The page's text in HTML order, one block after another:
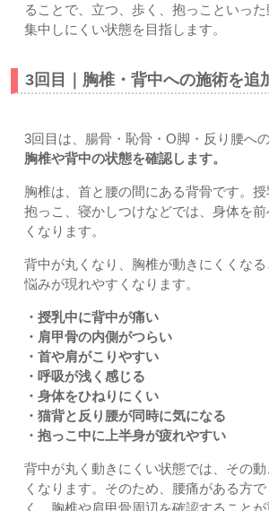
ることで、立つ、歩く、抱っこといっ
集中しにくい状態を目指します。
3回目｜胸椎・背中への施術を追
3回目は、腸骨・恥骨・O脚・反り腰へ
胸椎や背中の状態を確認します。
胸椎は、首と腰の間にある背骨です。授
抱っこ、寝かしつけなどでは、身体を
くなります。
背中が丸くなり、胸椎が動きにくくな
悩みが現れやすくなります。
・授乳中に背中が痛い
・肩甲骨の内側がつらい
・首や肩がこりやすい
・呼吸が浅く感じる
・身体をひねりにくい
・猫背と反り腰が同時に気になる
・抱っこ中に上半身が疲れやすい
背中が丸く動きにくい状態では、その
くなります。そのため、腰痛がある方
く、胸椎や肩甲骨周辺を確認することが